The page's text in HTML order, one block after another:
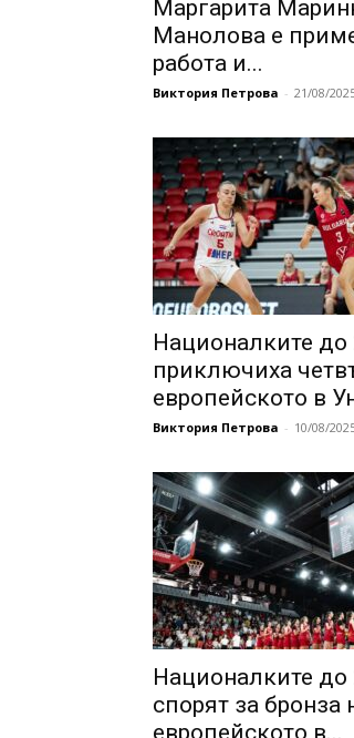
Маргарита
Манолова е
работа и...
Виктория Петрова - 21/08/
Националките до
приключиха
европейското в
Виктория Петрова - 10/08/
Националките до
спорят за бронза
европейското в...